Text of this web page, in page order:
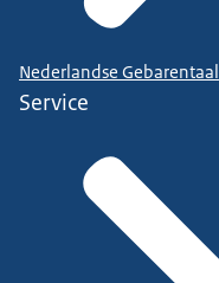
Nederlandse Gebarentaal
Service